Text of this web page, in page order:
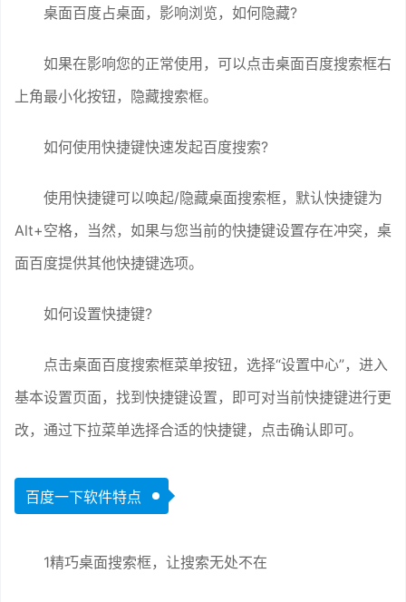
桌面百度占桌面，影响浏览，如何隐藏?
如果在影响您的正常使用，可以点击桌面百度搜索框右
上角最小化按钮，隐藏搜索框。
如何使用快捷键快速发起百度搜索?
使用快捷键可以唤起/隐藏桌面搜索框，默认快捷键为
Alt+空格，当然，如果与您当前的快捷键设置存在冲突，桌
面百度提供其他快捷键选项。
如何设置快捷键?
点击桌面百度搜索框菜单按钮，选择“设置中心”，进入
基本设置页面，找到快捷键设置，即可对当前快捷键进行更
改，通过下拉菜单选择合适的快捷键，点击确认即可。
百度一下软件特点
1精巧桌面搜索框，让搜索无处不在